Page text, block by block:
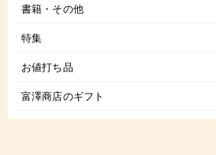
書籍・その他
特集
お値打ち品
富澤商店のギフト